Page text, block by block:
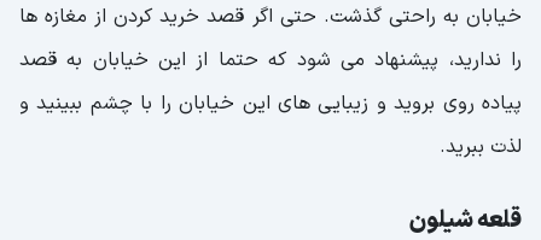
خیابان به راحتی گذشت. حتی اگر قصد خرید کردن از مغازه ها
را ندارید، پیشنهاد می شود که حتما از این خیابان به قصد
پیاده روی بروید و زیبایی های این خیابان را با چشم ببینید و
لذت ببرید.
قلعه شیلون